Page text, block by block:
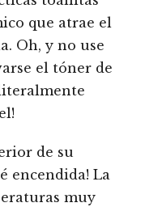
que atrae el
Oh, y no use
el tóner de
de su
encendida! La
muy